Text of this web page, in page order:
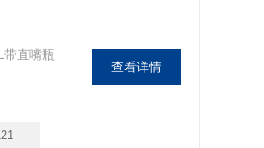
带直嘴瓶
查看详情